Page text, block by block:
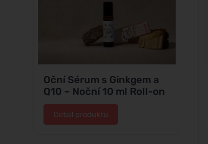
Oční Sérum s Ginkgem a
Q10 – Noční 10 ml Roll-on
Detail produktu